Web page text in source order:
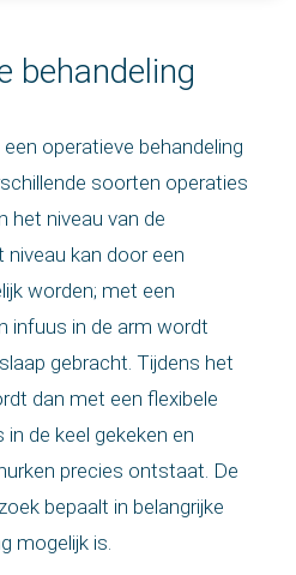
behandeling
operatieve behandeling
soorten operaties
het niveau van de
kan door een
worden; met een
infuus in de arm wordt
gebracht. Tijdens het
dan met een flexibele
de keel gekeken en
precies ontstaat. De
bepaalt in belangrijke
mogelijk is.